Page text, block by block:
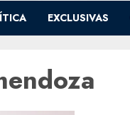
EXCLUSIVAS